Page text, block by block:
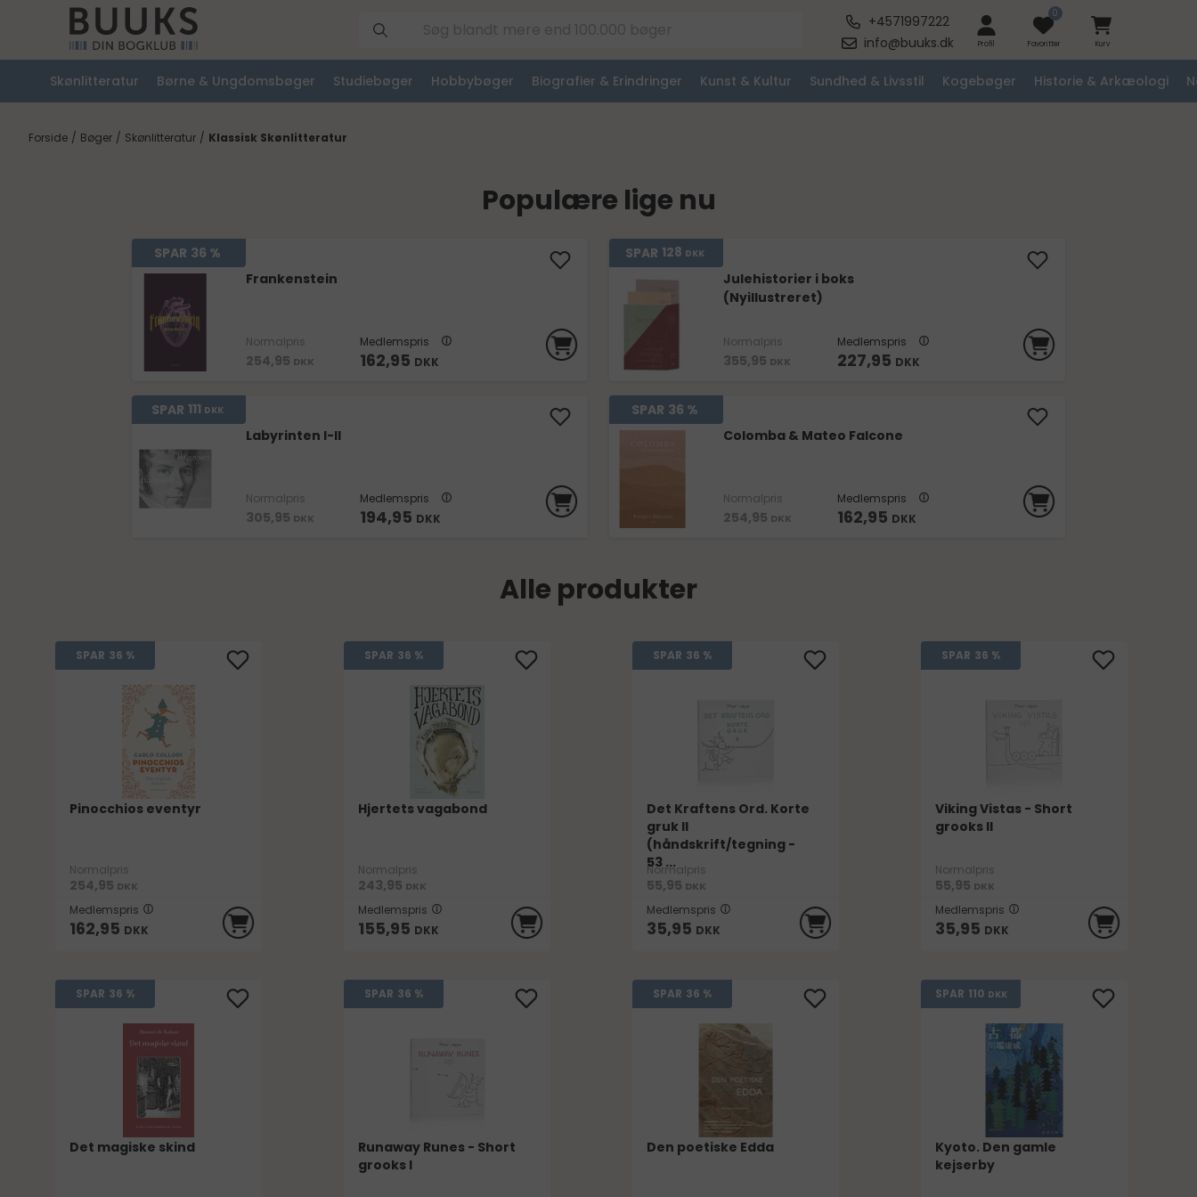
+4571997222
info@buuks.dk
Profil
0
Favoritter Kurv
Skønlitteratur Børne & Ungdomsbøger Studiebøger Hobbybøger Biografier & Erindringer Kunst & Kultur Sundhed & Livsstil Kogebøger Historie & Arkæologi
Forside / Bøger / Skønlitteratur / Klassisk Skønlitteratur
Populære lige nu
SPAR 36 %
Frankenstein
Normalpris
254,95 DKK
Medlemspris
162,95 DKK
SPAR 128 DKK
Julehistorier i boks
(Nyillustreret)
Normalpris
355,95 DKK
Medlemspris
227,95 DKK
SPAR 111 DKK
Labyrinten I-II
Normalpris
305,95 DKK
Medlemspris
194,95 DKK
SPAR 36 %
Colomba & Mateo Falcone
Normalpris
254,95 DKK
Medlemspris
162,95 DKK
Alle produkter
SPAR 36 %
Pinocchios eventyr
Normalpris
254,95 DKK
Medlemspris
162,95 DKK
SPAR 36 %
Hjertets vagabond
Normalpris
243,95 DKK
Medlemspris
155,95 DKK
SPAR 36 %
Det Kraftens Ord. Korte
gruk II
(håndskrift/tegning -
53 ...
Normalpris
55,95 DKK
Medlemspris
35,95 DKK
SPAR 36 %
Viking Vistas - Short
grooks II
Normalpris
55,95 DKK
Medlemspris
35,95 DKK
SPAR 36 %
Det magiske skind
SPAR 36 %
Runaway Runes - Short
grooks I
SPAR 36 %
Den poetiske Edda
SPAR 110 DKK
Kyoto. Den gamle
kejserby